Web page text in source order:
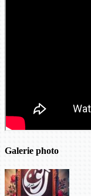
Galerie photo